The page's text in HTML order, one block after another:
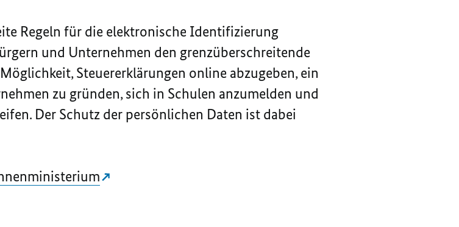
Regeln für die elektronische Identifizierung
und Unternehmen den grenzüberschreitende
Steuererklärungen online abzugeben, ein
zu gründen, sich in Schulen anzumelden und
Der Schutz der persönlichen Daten ist dabei